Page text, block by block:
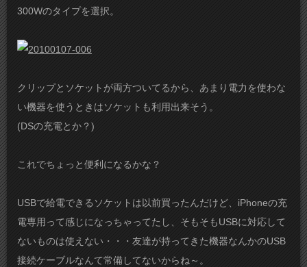
300Wのタイプを選択。
クリップとソケットが両方ついてるから、あまり電力を使わな
い機器を使うときはソケットも利用出来そう。
(DSの充電とか？)
これでちょっと便利になるかな？
USBで給電できるソケット は以前買ったんだけど、iPhoneの充
電専用って感じになっちゃってたし、そもそもUSBに対応して
ないものは使えない・・・友達が持ってきた機器なんかのUSB
接続ケーブルなんて常備してないからね～。